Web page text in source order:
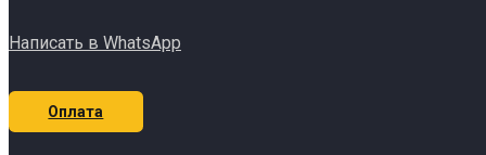
Написать в WhatsApp
Оплата